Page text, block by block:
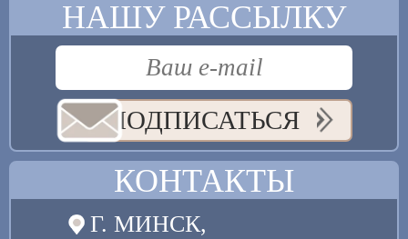
НАШУ РАССЫЛКУ
ПОДПИСАТЬСЯ
КОНТАКТЫ
Г. МИНСК,